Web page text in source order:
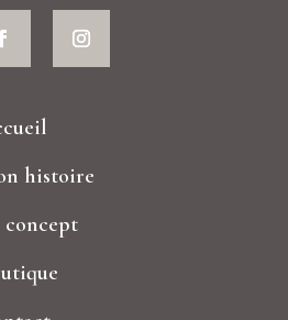
histoire
concept